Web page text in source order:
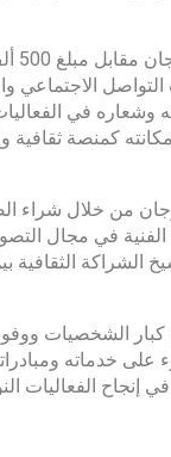
وبحسب
الاجتماعي
وشعاره في
كمنصة ثقافية
من خلال شراء
الفنية في مجال
الشراكة الثقافية
الشخصيات
على خدماته
الفعاليات